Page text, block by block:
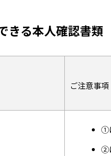
きる本人確認書類
ご注意事項
①
②